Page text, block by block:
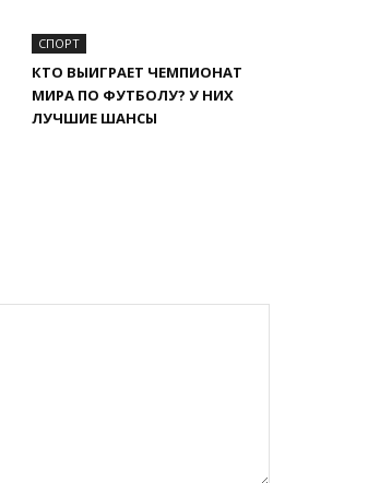
СПОРТ
КТО ВЫИГРАЕТ ЧЕМПИОНАТ
МИРА ПО ФУТБОЛУ? У НИХ
ЛУЧШИЕ ШАНСЫ